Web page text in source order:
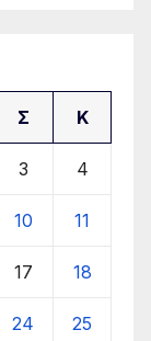
Σ Κ
3 4
10 11
17 18
24 25